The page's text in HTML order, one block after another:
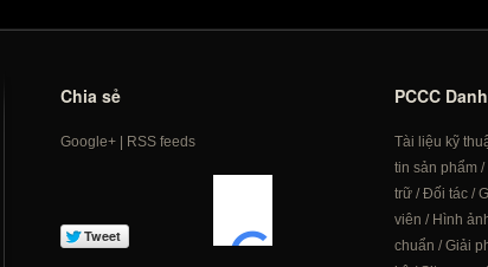
Chia sẻ
Google+| RSS feeds
PCCC
Tài liệu kỹ
tin sản phẩm/
trữ/Đối tác/
viên / Hình
chuẩn /Giải